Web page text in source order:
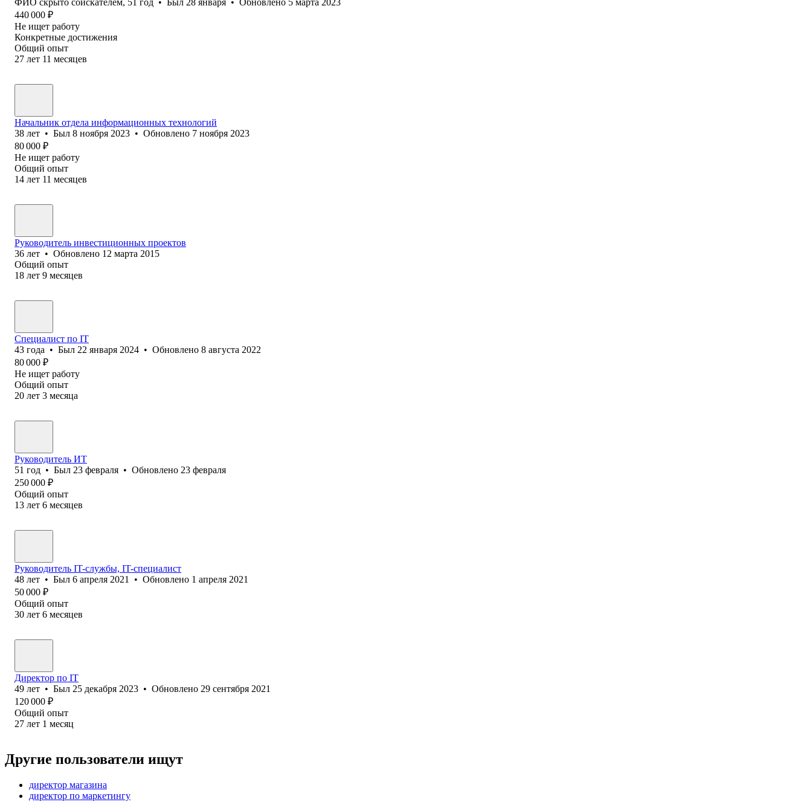
440 000 ₽
Не ищет работу
Конкретные достижения
Общий опыт
27 лет 11 месяцев
Начальник отдела информационных технологий
38 лет • Был 8 ноября 2023 • Обновлено 7 ноября 2023
80 000 ₽
Не ищет работу
Общий опыт
14 лет 11 месяцев
Руководитель инвестиционных проектов
36 лет • Обновлено 12 марта 2015
Общий опыт
18 лет 9 месяцев
Специалист по IT
43 года • Был 22 января 2024 • Обновлено 8 августа 2022
80 000 ₽
Не ищет работу
Общий опыт
20 лет 3 месяца
Руководитель ИТ
51 год • Был 23 февраля • Обновлено 23 февраля
250 000 ₽
Общий опыт
13 лет 6 месяцев
Руководитель IT-службы, IT-специалист
48 лет • Был 6 апреля 2021 • Обновлено 1 апреля 2021
50 000 ₽
Общий опыт
30 лет 6 месяцев
Директор по IT
49 лет • Был 25 декабря 2023 • Обновлено 29 сентября 2021
120 000 ₽
Общий опыт
27 лет 1 месяц
Другие пользователи ищут
директор магазина
директор по маркетингу